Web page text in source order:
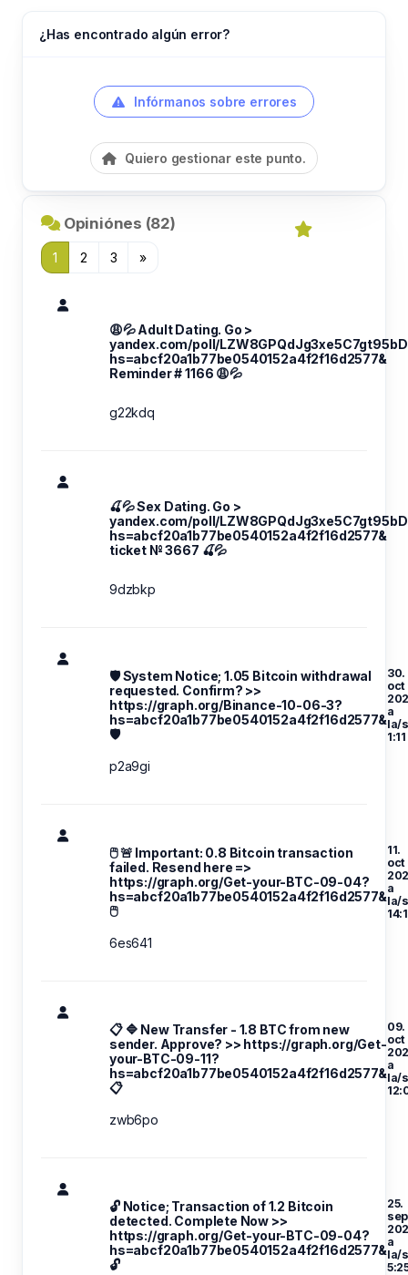
¿Has encontrado algún error?
Infórmanos sobre errores
Quiero gestionar este punto.
Opiniónes (82)
1 2 3 »
😩💦 Adult Dating. Go >
yandex.com/poll/
hs=abcf20a1b77be0540152a4f2f16d2577&
Reminder # 1166 😩💦
g22kdq
🍒💦 Sex Dating. Go >
yandex.com/poll/
hs=abcf20a1b77be0540152a4f2f16d2577&
ticket № 3667 🍒💦
9dzbkp
🛡 System Notice; 1.05 Bitcoin withdrawal
requested. Confirm? >>
https://graph.org/Binance-10-06-3?
hs=abcf20a1b77be0540152a4f2f16d2577&
🛡
30.
oct
a
la/
1:11
p2a9gi
🖱 🚨 Important: 0.8 Bitcoin transaction
failed. Resend here =>
https://graph.org/Get-your-BTC-09-04?
hs=abcf20a1b77be0540152a4f2f16d2577&
🖱
11.
oct
a
la/
6es641
📋 🔷 New Transfer - 1.8 BTC from new
sender. Approve? >> https://graph.org/Get-
your-BTC-09-11?
hs=abcf20a1b77be0540152a4f2f16d2577&
📋
09.
oct
a
la/
zwb6po
🔓 Notice; Transaction of 1.2 Bitcoin
detected. Complete Now >>
https://graph.org/Get-your-BTC-09-04?
hs=abcf20a1b77be0540152a4f2f16d2577&
🔓
25.
sep
a
la/